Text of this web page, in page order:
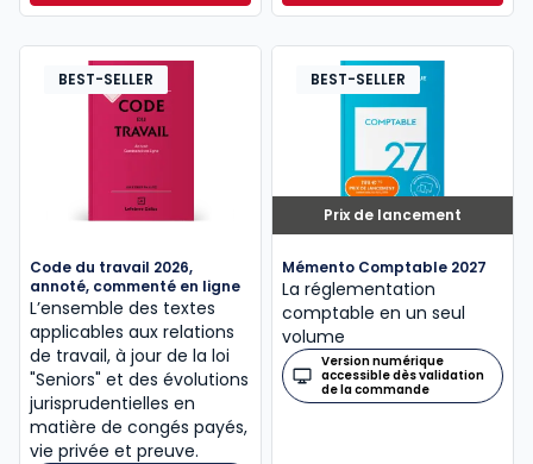
BEST-SELLER
Code du travail 2026,
annoté, commenté en ligne
L’ensemble des textes
applicables aux relations
de travail, à jour de la loi
"Seniors" et des évolutions
jurisprudentielles en
matière de congés payés,
vie privée et preuve.
Prix de lancement
BEST-SELLER
Mémento Comptable 2027
La réglementation
comptable en un seul
volume
Version numérique
accessible dès validation
de la commande